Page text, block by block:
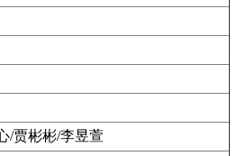
/贾彬彬/李昱萱